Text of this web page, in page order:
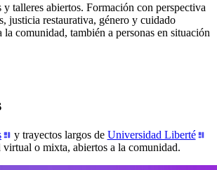
talleres abiertos. Formación con perspectiva
justicia restaurativa, género y cuidado
comunidad, también a personas en situación
y trayectos largos de Universidad Liberté
o mixta, abiertos a la comunidad.